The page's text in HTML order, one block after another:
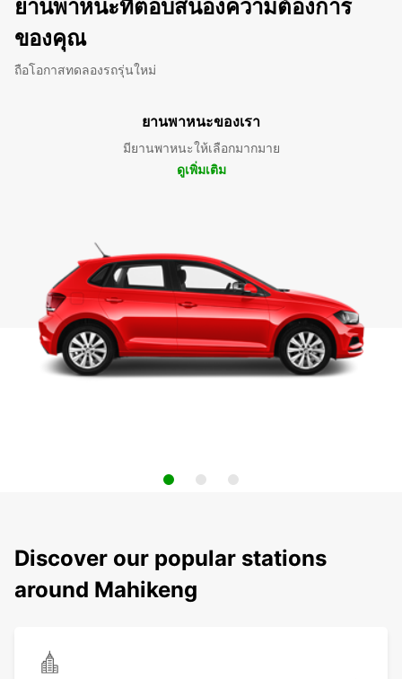
ยานพาหนะที่ตอบสนองความต้องการ
ของคุณ
ถือโอกาสทดลองรถรุ่นใหม่
ยานพาหนะของเรา
มียานพาหนะให้เลือกมากมาย
ดูเพิ่มเติม
Discover our popular stations
around Mahikeng